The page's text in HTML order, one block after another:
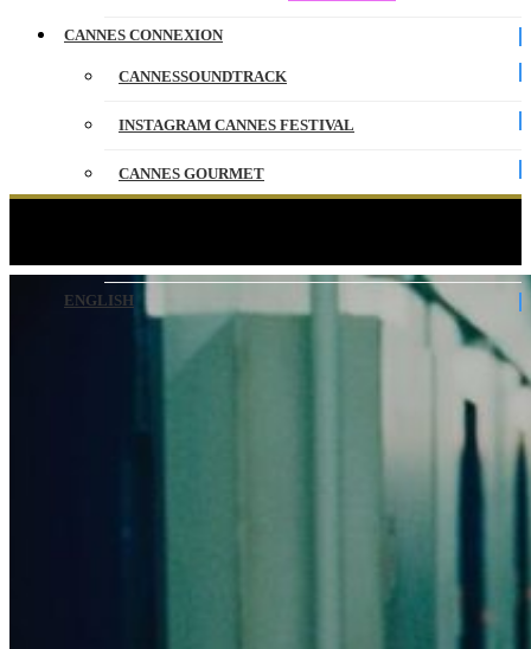
CANNES CONNEXION
CANNESSOUNDTRACK
INSTAGRAM CANNES FESTIVAL
CANNES GOURMET
ENGLISH